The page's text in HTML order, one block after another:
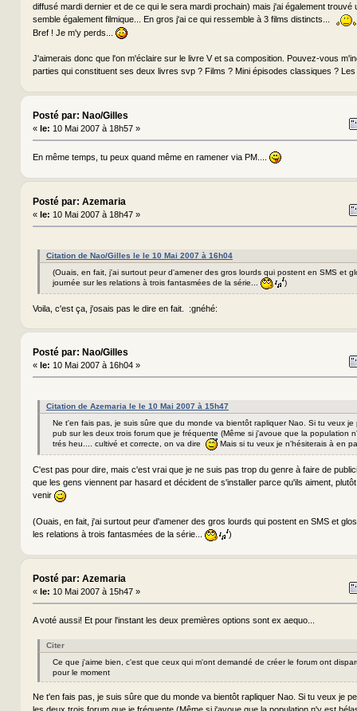
diffusé mardi dernier et de ce qui le sera mardi prochain) mais j'ai également trouvé
semble également filmique... En gros j'ai ce qui ressemble à 3 films distincts...
Bref ! Je m'y perds...
J'aimerais donc que l'on m'éclaire sur le livre V et sa composition. Pouvez-vous
parties qui constituent ses deux livres svp ? Films ? Mini épisodes classiques ?
Posté par: Nao/Gilles
« le: 10 Mai 2007 à 18h57 »
En même temps, tu peux quand même en ramener via PM....
Posté par: Azemaria
« le: 10 Mai 2007 à 18h47 »
Citation de Nao/Gilles le le 10 Mai 2007 à 16h04
(Ouais, en fait, j'ai surtout peur d'amener des gros lourds qui postent en SMS et
journée sur les relations à trois fantasmées de la série...
)
Voila, c'est ça, j'osais pas le dire en fait. :gnéhé:
Posté par: Nao/Gilles
« le: 10 Mai 2007 à 16h04 »
Citation de Azemaria le le 10 Mai 2007 à 15h47
Ne t'en fais pas, je suis sûre que du monde va bientôt rapliquer Nao. Si tu veux je
pub sur les deux trois forum que je fréquente (Même si j'avoue que la population
trés heu.... cultivé et correcte, on va dire
Mais si tu veux je n'hésiterais à en
C'est pas pour dire, mais c'est vrai que je ne suis pas trop du genre à faire de
que les gens viennent par hasard et décident de s'installer parce qu'ils aiment,
venir
(Ouais, en fait, j'ai surtout peur d'amener des gros lourds qui postent en SMS et
les relations à trois fantasmées de la série...
)
Posté par: Azemaria
« le: 10 Mai 2007 à 15h47 »
A voté aussi! Et pour l'instant les deux premières options sont ex aequo...
Citer
Ce que j'aime bien, c'est que ceux qui m'ont demandé de créer le forum ont
pour le moment
Ne t'en fais pas, je suis sûre que du monde va bientôt rapliquer Nao. Si tu veux je